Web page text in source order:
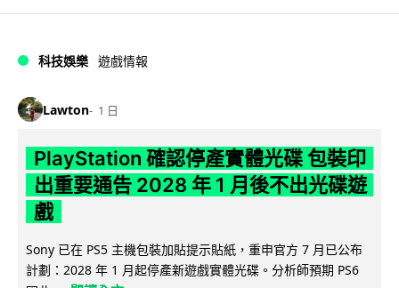
科技娛樂 遊戲情報
Lawton 1 日
PlayStation 確認停產實體光碟 包裝印
出重要通告 2028 年 1 月後不出光碟遊
戲
Sony 已在 PS5 主機包裝加貼提示貼紙，重申官方 7 月已公布
計劃：2028 年 1 月起停產新遊戲實體光碟。分析師預期 PS6